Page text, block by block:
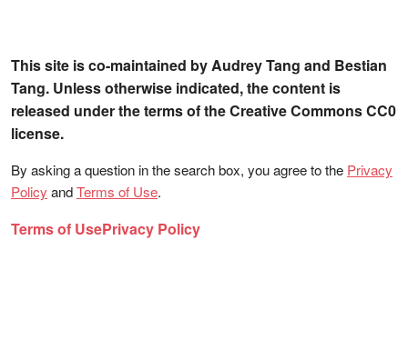
This site is co-maintained by Audrey Tang and Bestian
Tang. Unless otherwise indicated, the content is
released under the terms of the Creative Commons CC0
license.
By asking a question in the search box, you agree to the Privacy
Policy andTerms of Use.
Terms of UsePrivacy Policy